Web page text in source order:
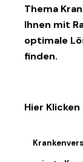
Thema
Ihnen mit
optimale
finden.
Hier Klicken